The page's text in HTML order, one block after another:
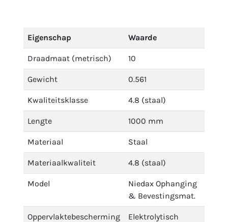
Eigenschap Waarde
Draadmaat (metrisch) 10
Gewicht 0.561
Kwaliteitsklasse 4.8 (staal)
Lengte 1000 mm
Materiaal Staal
Materiaalkwaliteit 4.8 (staal)
Model
Niedax Ophanging
& Bevestingsmat.
Oppervlaktebescherming
Elektrolytisch